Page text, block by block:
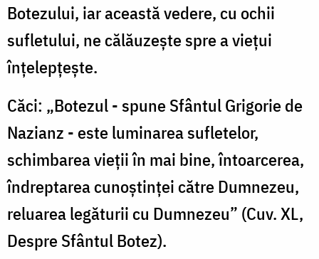
Botezului, iar această vedere, cu ochii
sufletului, ne călăuzeşte spre a vieţui
înţelepţeşte.
Căci: „Botezul - spune Sfântul Grigorie de
Nazianz - este luminarea sufletelor,
schimbarea vieţii în mai bine, întoarcerea,
îndreptarea cunoştinţei către Dumnezeu,
reluarea legăturii cu Dumnezeu” (Cuv. XL,
Despre Sfântul Botez).